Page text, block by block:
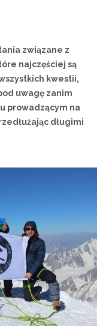
związane z
najczęściej są
kwestii,
uwagę zanim
prowadzącym na
długimi